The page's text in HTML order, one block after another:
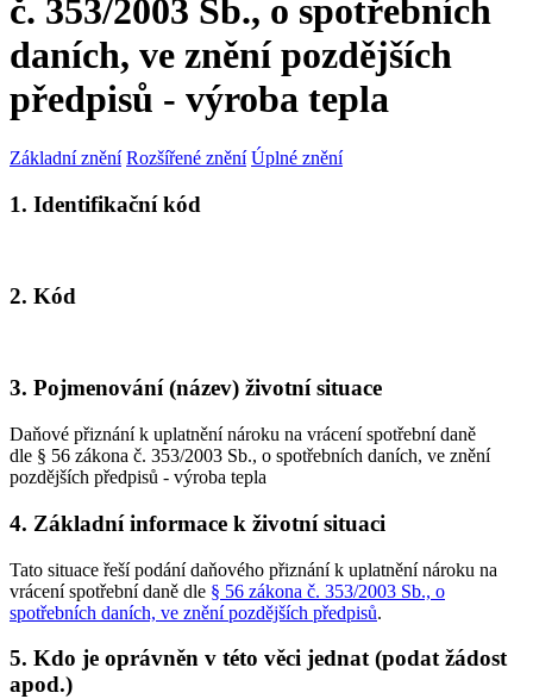
č. 353/2003 Sb., o spotřebních
daních, ve znění pozdějších
předpisů - výroba tepla
Základní znění Rozšířené znění Úplné znění
1. Identifikační kód
2. Kód
3. Pojmenování (název) životní situace
Daňové přiznání k uplatnění nároku na vrácení spotřební daně
dle § 56 zákona č. 353/2003 Sb., o spotřebních daních, ve znění
pozdějších předpisů - výroba tepla
4. Základní informace k životní situaci
Tato situace řeší podání daňového přiznání k uplatnění nároku na
vrácení spotřební daně dle § 56 zákona č. 353/2003 Sb., o
spotřebních daních, ve znění pozdějších předpisů.
5. Kdo je oprávněn v této věci jednat (podat žádost
apod.)